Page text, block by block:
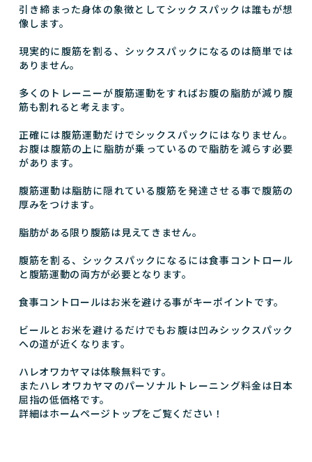
引き締まった身体の象徴としてシックスパックは誰もが想
像します。
現実的に腹筋を割る、シックスパックになるのは簡単では
ありません。
多くのトレーニーが腹筋運動をすればお腹の脂肪が減り腹
筋も割れると考えます。
正確には腹筋運動だけでシックスパックにはなりません。
お腹は腹筋の上に脂肪が乗っているので脂肪を減らす必要
があります。
腹筋運動は脂肪に隠れている腹筋を発達させる事で腹筋の
厚みをつけます。
脂肪がある限り腹筋は見えてきません。
腹筋を割る、シックスパックになるには食事コントロール
と腹筋運動の両方が必要となります。
食事コントロールはお米を避ける事がキーポイントです。
ビールとお米を避けるだけでもお腹は凹みシックスパック
への道が近くなります。
ハレオワカヤマは体験無料です。
またハレオワカヤマのパーソナルトレーニング料金は日本
屈指の低価格です。
詳細はホームページトップをご覧ください！